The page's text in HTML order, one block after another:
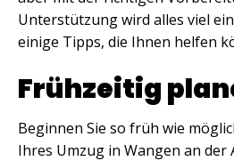
Unterstützung wird alles viel
einige Tipps, die Ihnen helfen
Frühzeitig
Beginnen Sie so früh wie
Ihres Umzug in Wangen an der